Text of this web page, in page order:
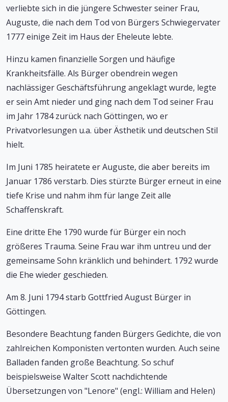
verliebte sich in die jüngere Schwester seiner Frau,
Auguste, die nach dem Tod von Bürgers Schwiegervater
1777 einige Zeit im Haus der Eheleute lebte.
Hinzu kamen finanzielle Sorgen und häufige
Krankheitsfälle. Als Bürger obendrein wegen
nachlässiger Geschäftsführung angeklagt wurde, legte
er sein Amt nieder und ging nach dem Tod seiner Frau
im Jahr 1784 zurück nach Göttingen, wo er
Privatvorlesungen u.a. über Ästhetik und deutschen Stil
hielt.
Im Juni 1785 heiratete er Auguste, die aber bereits im
Januar 1786 verstarb. Dies stürzte Bürger erneut in eine
tiefe Krise und nahm ihm für lange Zeit alle
Schaffenskraft.
Eine dritte Ehe 1790 wurde für Bürger ein noch
größeres Trauma. Seine Frau war ihm untreu und der
gemeinsame Sohn kränklich und behindert. 1792 wurde
die Ehe wieder geschieden.
Am 8. Juni 1794 starb Gottfried August Bürger in
Göttingen.
Besondere Beachtung fanden Bürgers Gedichte, die von
zahlreichen Komponisten vertonten wurden. Auch seine
Balladen fanden große Beachtung. So schuf
beispielsweise Walter Scott nachdichtende
Übersetzungen von "Lenore" (engl.: William and Helen)